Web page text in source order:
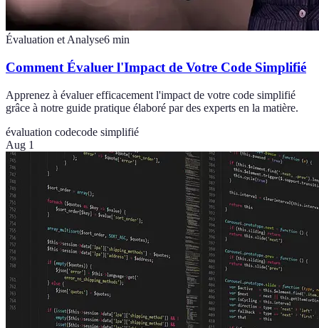
Évaluation et Analyse6 min
Comment Évaluer l'Impact de Votre Code Simplifié
Apprenez à évaluer efficacement l'impact de votre code simplifié
grâce à notre guide pratique élaboré par des experts en la matière.
évaluation codecode simplifié
Aug 1